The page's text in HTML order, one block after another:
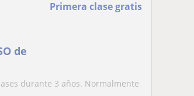
Primera clase gratis
de
durante 3 años. Normalmente